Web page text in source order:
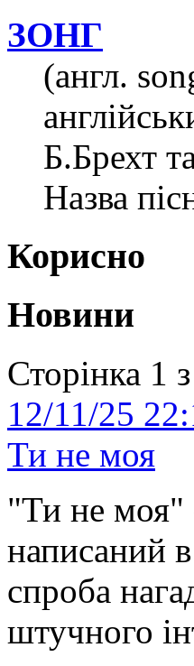
ЗОНГ
(англ.
Б.Брехт
Назва
Корисно
Новини
Сторінка 1
12/11/25
Ти не моя
"Ти не моя"
написаний
спроба
штучного